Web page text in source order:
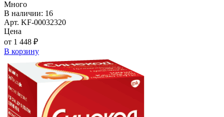
Много
В наличии: 16
Арт. KF-00032320
Цена
от 1 448 ₽
В корзину